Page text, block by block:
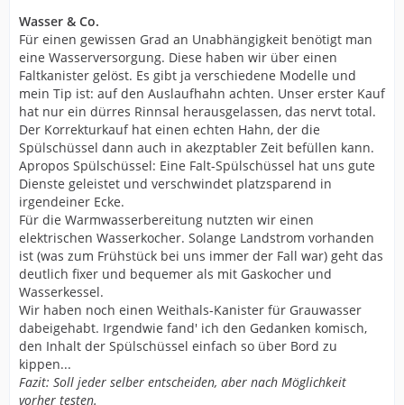
Wasser & Co.
Für einen gewissen Grad an Unabhängigkeit benötigt man
eine Wasserversorgung. Diese haben wir über einen
Faltkanister gelöst. Es gibt ja verschiedene Modelle und
mein Tip ist: auf den Auslaufhahn achten. Unser erster Kauf
hat nur ein dürres Rinnsal herausgelassen, das nervt total.
Der Korrekturkauf hat einen echten Hahn, der die
Spülschüssel dann auch in akezptabler Zeit befüllen kann.
Apropos Spülschüssel: Eine Falt-Spülschüssel hat uns gute
Dienste geleistet und verschwindet platzsparend in
irgendeiner Ecke.
Für die Warmwasserbereitung nutzten wir einen
elektrischen Wasserkocher. Solange Landstrom vorhanden
ist (was zum Frühstück bei uns immer der Fall war) geht das
deutlich fixer und bequemer als mit Gaskocher und
Wasserkessel.
Wir haben noch einen Weithals-Kanister für Grauwasser
dabeigehabt. Irgendwie fand' ich den Gedanken komisch,
den Inhalt der Spülschüssel einfach so über Bord zu
kippen...
Fazit: Soll jeder selber entscheiden, aber nach Möglichkeit
vorher testen.